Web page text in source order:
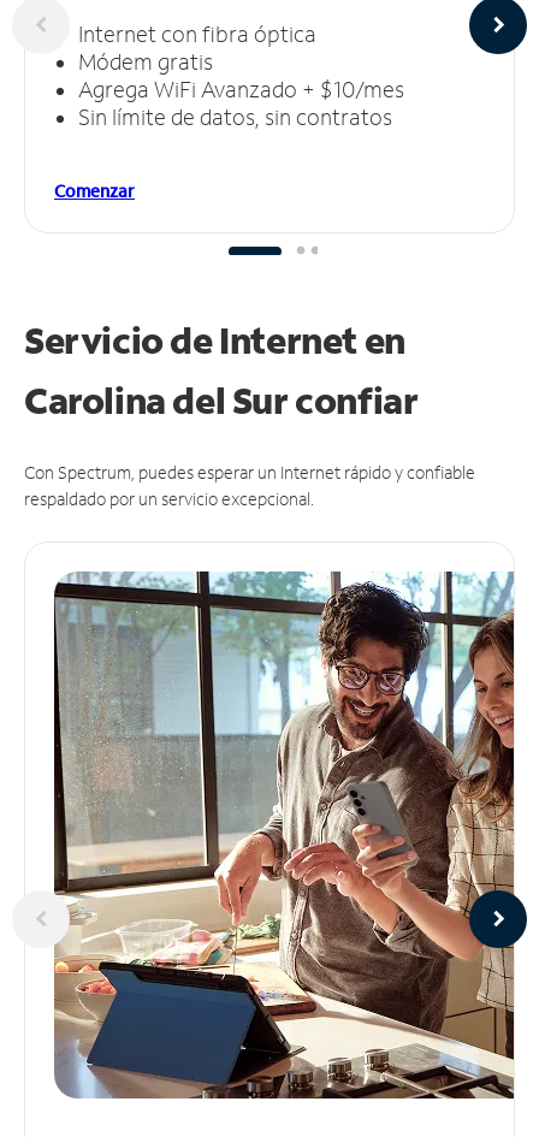
Internet con fibra óptica
Módem gratis
Agrega WiFi Avanzado + $10/mes
Sin límite de datos, sin contratos
Comenzar
Servicio de Internet en
Carolina del Surconfiar
Con Spectrum, puedes esperar un Internet rápido y confiable
respaldado por un servicio excepcional.